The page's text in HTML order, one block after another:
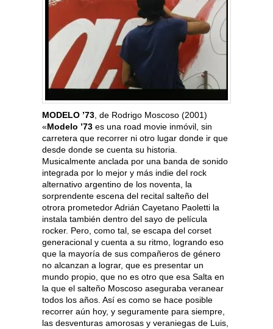
MODELO ’73, de Rodrigo Moscoso (2001)
«Modelo ’73 es una road movie inmóvil, sin
carretera que recorrer ni otro lugar donde ir que
desde donde se cuenta su historia.
Musicalmente anclada por una banda de sonido
integrada por lo mejor y más indie del rock
alternativo argentino de los noventa, la
sorprendente escena del recital salteño del
otrora prometedor Adrián Cayetano Paoletti la
instala también dentro del sayo de película
rocker. Pero, como tal, se escapa del corset
generacional y cuenta a su ritmo, logrando eso
que la mayoría de sus compañeros de género
no alcanzan a lograr, que es presentar un
mundo propio, que no es otro que esa Salta en
la que el salteño Moscoso aseguraba veranear
todos los años. Así es como se hace posible
recorrer aún hoy, y seguramente para siempre,
las desventuras amorosas y veraniegas de Luis,